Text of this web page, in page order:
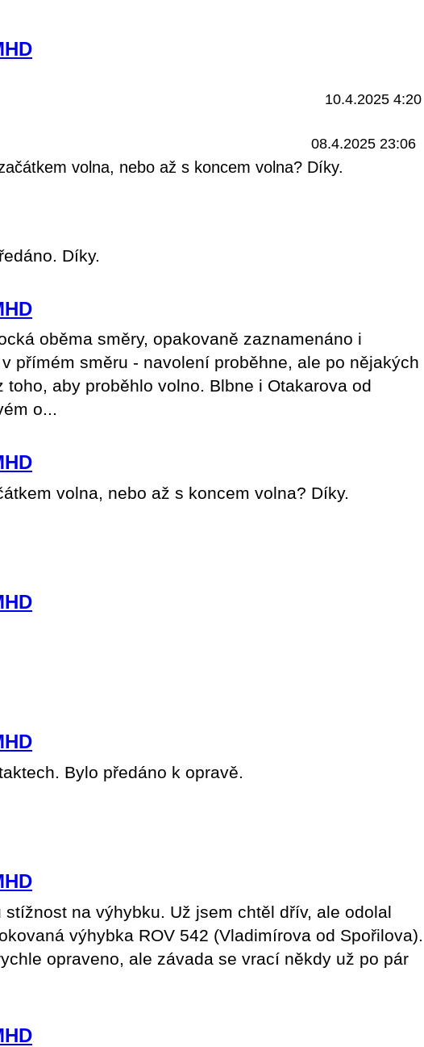
10.4.2025 4:20
08.4.2025 23:06
volna, nebo až s koncem volna? Díky.
Díky.
oběma směry, opakovaně zaznamenáno i
přímém směru - navolení proběhne, ale po nějakých
aby proběhlo volno. Blbne i Otakarova od
o...
volna, nebo až s koncem volna? Díky.
Bylo předáno k opravě.
na výhybku. Už jsem chtěl dřív, ale odolal
výhybka ROV 542 (Vladimírova od Spořilova).
opraveno, ale závada se vrací někdy už po pár